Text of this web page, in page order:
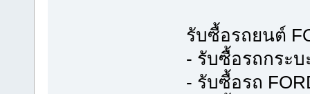
รับซื้อรถยนต์
- รับซื้อรถกระบ
- รับซื้อรถ